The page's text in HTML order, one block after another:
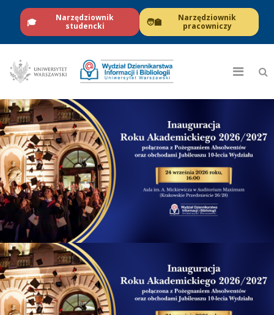
🎓
Narzędziownik
studencki
🧑‍🏫
Narzędziownik
pracowniczy